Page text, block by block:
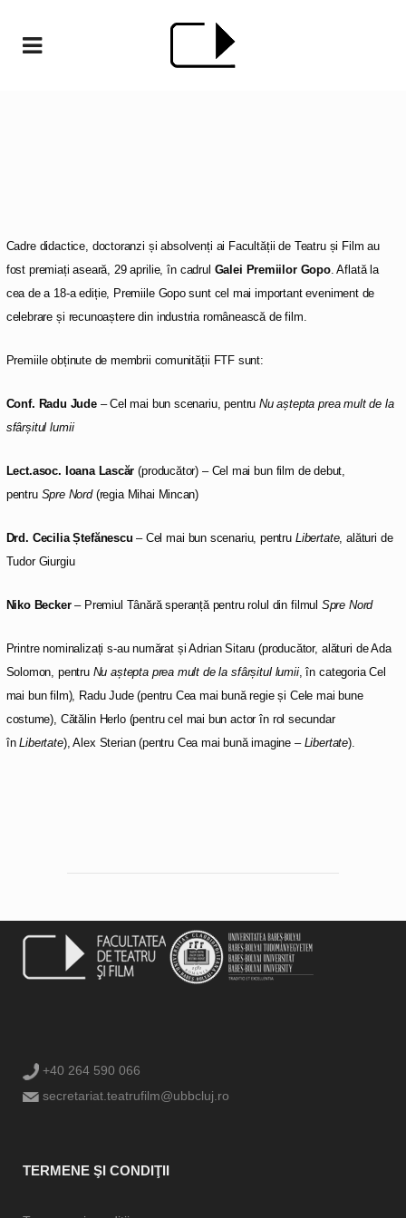
Cadre didactice, doctoranzi și absolvenți ai Facultății de Teatru și Film au
fost premiați aseară, 29 aprilie, în cadrul Galei Premiilor Gopo. Aflată la
cea de a 18-a ediție, Premiile Gopo sunt cel mai important eveniment de
celebrare și recunoaștere din industria românească de film.
Premiile obținute de membrii comunității FTF sunt:
Conf. Radu Jude– Cel mai bun scenariu, pentruNu aștepta prea mult de la
sfârșitul lumii
Lect.asoc. Ioana Lascăr (producător) – Cel mai bun film de debut,
pentru Spre Nord(regia Mihai Mincan)
Drd. Cecilia Ștefănescu – Cel mai bun scenariu, pentru Libertate, alături de
Tudor Giurgiu
Niko Becker– Premiul Tânără speranță pentru rolul din filmul Spre Nord
Printre nominalizați s-au numărat și Adrian Sitaru (producător, alături de Ada
Solomon, pentru Nu aștepta prea mult de la sfârșitul lumii, în categoria Cel
mai bun film), Radu Jude (pentru Cea mai bună regie și Cele mai bune
costume), Cătălin Herlo (pentru cel mai bun actor în rol secundar
înLibertate), Alex Sterian (pentru Cea mai bună imagine – Libertate).
+40 264 590 066
secretariat.teatrufilm@ubbcluj.ro
TERMENE ŞI CONDIŢII